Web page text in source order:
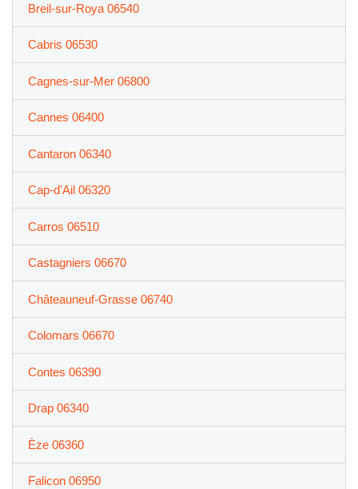
Breil-sur-Roya 06540
Cabris 06530
Cagnes-sur-Mer 06800
Cannes 06400
Cantaron 06340
Cap-d'Ail 06320
Carros 06510
Castagniers 06670
Châteauneuf-Grasse 06740
Colomars 06670
Contes 06390
Drap 06340
Èze 06360
Falicon 06950